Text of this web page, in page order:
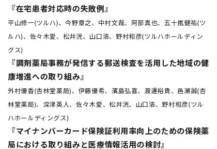
『在宅患者対応時の失敗例』
平山修一(ツルハ)、今野章之、中村文哉、阿部真也、五十嵐健祐(ツ
ルハ)、佐々木愛、松井洸、山口浩、野村和彦(ツルハホールディン
グス)
『調剤薬局事務が発信する郵送検査を活用した地域の健
康増進への取り組み』
外村優香(杏林堂薬局)、伊藤優希、濱島弘喜、渡邊裕貴、邑瀬誠(杏
林堂薬局)、深津英人、佐々木愛、松井洸、山口浩、野村和彦(ツル
ハホールディングス)
『マイナンバーカード保険証利用率向上のための保険薬
局における取り組みと医療情報活用の検討』